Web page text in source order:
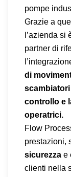
pompe
Grazie a
l’azienda si
partner di
di
controllo e
operatrici.
Flow
prestazioni,
sicurezza e
clienti nella